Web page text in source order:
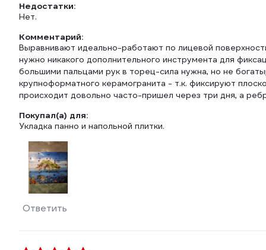
Недостатки:
Нет.
Комментарий:
Выравнивают идеально-работают по лицевой
нужно никакого дополнительного инструмента для
большими пальцами рук в торец-сила нужна, но не
крупноформатного керамогранита - т.к. фиксируют
происходит довольно часто-пришел через три дня, а
Покупал(а) для:
Укладка панно и напольной плитки.
Ответить